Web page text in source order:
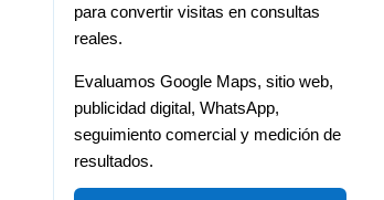
para convertir visitas en consultas
reales.
Evaluamos Google Maps, sitio web,
publicidad digital, WhatsApp,
seguimiento comercial y medición de
resultados.